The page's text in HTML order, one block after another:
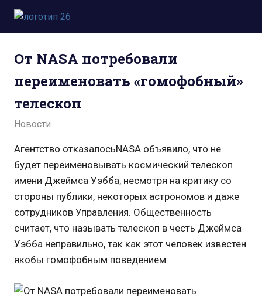
Пропустить
перейти
содержимому
космосе.
фото,
юмор,
база
От NASA потребовали
переименовать «гомофобный»
телескоп
01.10.2021
admin
Новости
Агентство отказалосьNASA объявило, что не
будет переименовывать космический телескоп
имени Джеймса Уэбба, несмотря на критику со
стороны публики, некоторых астрономов и даже
сотрудников Управления. Общественность
считает, что называть телескоп в честь Джеймса
Уэбба неправильно, так как этот человек известен
якобы гомофобным поведением.